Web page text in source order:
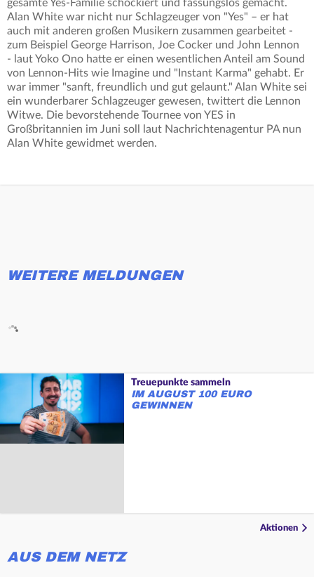
gesamte Yes-Familie schockiert und fassungslos gemacht.
Alan White war nicht nur Schlagzeuger von "Yes" – er hat
auch mit anderen großen Musikern zusammen gearbeitet -
zum Beispiel George Harrison, Joe Cocker und John Lennon
- laut Yoko Ono hatte er einen wesentlichen Anteil am Sound
von Lennon-Hits wie Imagine und "Instant Karma" gehabt. Er
war immer "sanft, freundlich und gut gelaunt." Alan White sei
ein wunderbarer Schlagzeuger gewesen, twittert die Lennon
Witwe. Die bevorstehende Tournee von YES in
Großbritannien im Juni soll laut Nachrichtenagentur PA nun
Alan White gewidmet werden.
WEITERE MELDUNGEN
Treuepunkte sammeln
IM AUGUST 100 EURO
GEWINNEN
Aktionen
AUS DEM NETZ